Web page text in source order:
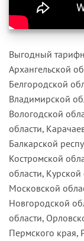
Выгодный
Архангельской
Белгородской
Владимирской
Вологодской
области,
Балкарской
Костромской
области,
Московской
Новгородской
области,
Пермского края,